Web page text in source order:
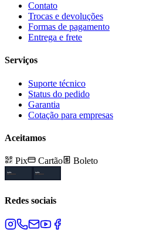
Contato
Trocas e devoluções
Formas de pagamento
Entrega e frete
Serviços
Suporte técnico
Status do pedido
Garantia
Cotação para empresas
Aceitamos
Pix Cartão Boleto
Redes sociais